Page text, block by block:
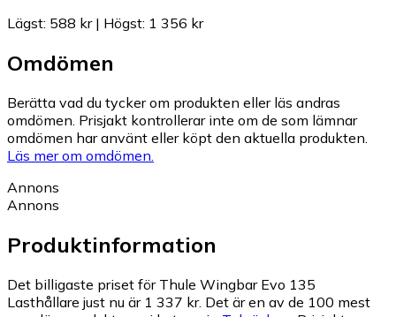
Lägst: 588 kr| Högst: 1 356 kr
Omdömen
Berätta vad du tycker om produkten eller läs andras
omdömen. Prisjakt kontrollerar inte om de som lämnar
omdömen har använt eller köpt den aktuella produkten.
Läs mer om omdömen.
Annons
Annons
Produktinformation
Det billigaste priset för Thule Wingbar Evo 135
Lasthållare just nu är 1 337 kr. Det är en av de 100 mest